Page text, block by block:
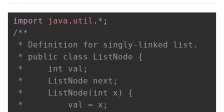
import java . util . * ;
/**
* Definition for singly-linked list.
* public class ListNode {
*     int val;
*     ListNode next;
*     ListNode(int x) {
*         val = x;